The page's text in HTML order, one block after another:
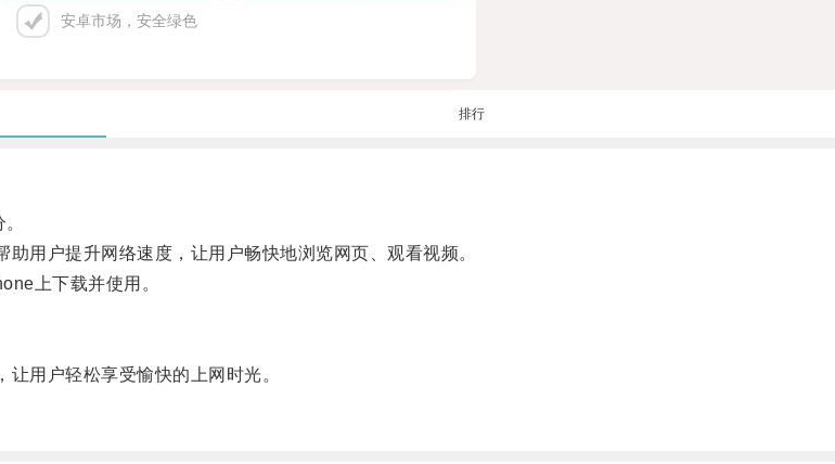
安卓市场，安全绿色
排行
户提升网络速度，让用户畅快地浏览网页、观看视频。
上下载并使用。
用户轻松享受愉快的上网时光。